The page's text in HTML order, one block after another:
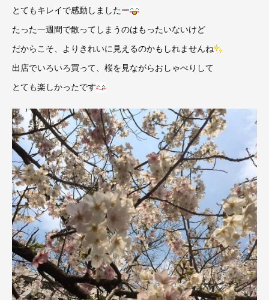
とてもキレイで感動しましたー
たった一週間で散ってしまうのはもったいないけど
だからこそ、よりきれいに見えるのかもしれませんね
出店でいろいろ買って、桜を見ながらおしゃべりして
とても楽しかったです